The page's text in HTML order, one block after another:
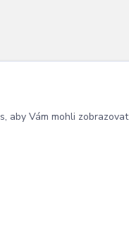
aby Vám mohli zobrazovat